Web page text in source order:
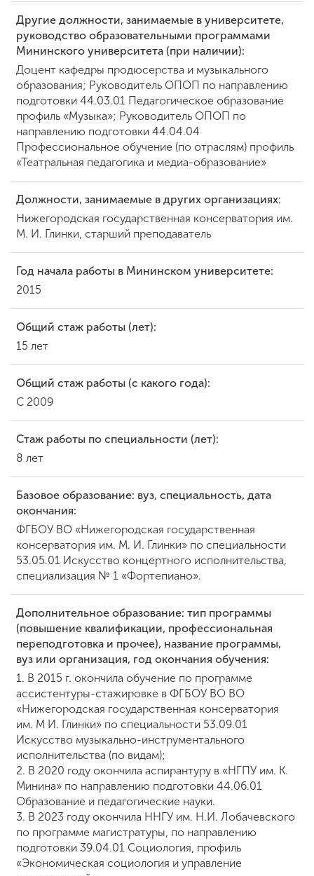
Приемная
комиссия
+7 (831) 262-26-20
Другие должности, занимаемые в университете,
руководство образовательными программами
Мининского университета (при наличии):
Доцент кафедры продюсерства и музыкального
образования; Руководитель ОПОП по направлению
подготовки 44.03.01 Педагогическое образование
профиль «Музыка»; Руководитель ОПОП по
направлению подготовки 44.04.04
Профессиональное обучение (по отраслям) профиль
«Театральная педагогика и медиа-образование»
Должности, занимаемые в других организациях:
Нижегородская государственная консерватория им.
М. И. Глинки, старший преподаватель
Год начала работы в Мининском университете:
2015
Общий стаж работы (лет):
15 лет
Общий стаж работы (с какого года):
С 2009
Стаж работы по специальности (лет):
8 лет
Базовое образование: вуз, специальность, дата
окончания:
ФГБОУ ВО «Нижегородская государственная
консерватория им. М. И. Глинки» по специальности
53.05.01 Искусство концертного исполнительства,
специализация № 1 «Фортепиано».
Дополнительное образование: тип программы
(повышение квалификации, профессиональная
переподготовка и прочее), название программы,
вуз или организация, год окончания обучения:
1. В 2015 г. окончила обучение по программе
ассистентуры-стажировке в ФГБОУ ВО ВО
«Нижегородская государственная консерватория
им. М И. Глинки» по специальности 53.09.01
Искусство музыкально-инструментального
исполнительства (по видам);
2. В 2020 году окончила аспирантуру в «НГПУ им. К.
Минина» по направлению подготовки 44.06.01
Образование и педагогические науки.
3. В 2023 году окончила ННГУ им. Н.И. Лобачевского
по программе магистратуры, по направлению
подготовки 39.04.01 Социология, профиль
«Экономическая социология и управление